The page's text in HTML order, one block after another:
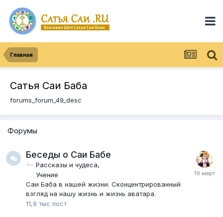
Главная
Сатья Саи Баба
forums_forum_49_desc
Форумы
Беседы о Саи Бабе
Рассказы и чудеса
Учение
Саи Баба в нашей жизни. Сконцентрированный
взгляд на нашу жизнь и жизнь аватара.
11,9 тыс пост